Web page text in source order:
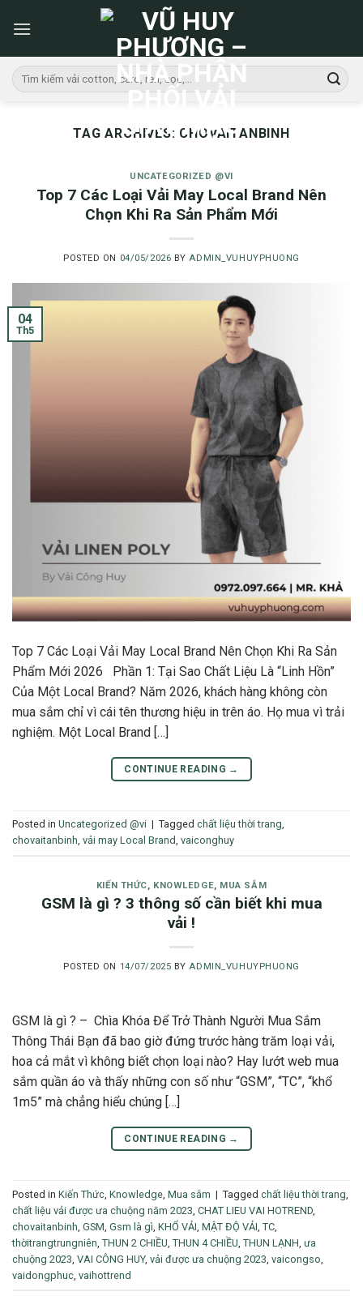
Tìm
kiếm:
TAG ARCHIVES: CHOVAITANBINH
UNCATEGORIZED @VI
Top 7 Các Loại Vải May Local Brand Nên
Chọn Khi Ra Sản Phẩm Mới
POSTED ON 04/05/2026 BY ADMIN_VUHUYPHUONG
04
Th5
Top 7 Các Loại Vải May Local Brand Nên Chọn Khi Ra Sản
Phẩm Mới 2026 Phần 1: Tại Sao Chất Liệu Là “Linh Hồn”
Của Một Local Brand? Năm 2026, khách hàng không còn
mua sắm chỉ vì cái tên thương hiệu in trên áo. Họ mua vì trải
nghiệm. Một Local Brand […]
CONTINUE READING →
Posted in Uncategorized @vi | Tagged chất liệu thời trang
chovaitanbinh vải may Local Brand vaiconghuy
KIẾN THỨC, KNOWLEDGE, MUA SẮM
GSM là gì ? 3 thông số cần biết khi mua
vải !
POSTED ON 14/07/2025 BYADMIN_VUHUYPHUONG
GSM là gì ? – Chìa Khóa Để Trở Thành Người Mua Sắm
Thông Thái Bạn đã bao giờ đứng trước hàng trăm loại vải,
hoa cả mắt vì không biết chọn loại nào? Hay lướt web mua
sắm quần áo và thấy những con số như “GSM”, “TC”, “khổ
1m5” mà chẳng hiểu chúng […]
CONTINUE READING →
Posted in Kiến Thức Knowledge Mua sắm | Tagged chất liệu thời trang
chất liệu vải được ưa chuộng năm 2023 CHAT LIEU VAI HOTREND
chovaitanbinh GSM Gsm là gì KHỔ VẢI MẬT ĐỘ VẢI TC
thờitrangtrungniên THUN 2 CHIỀU THUN 4 CHIỀU THUN LẠNH ưa
chuộng 2023 VAI CÔNG HUY, vải được ưa chuộng 2023 vaicongso
vaidongphuc vaihottrend